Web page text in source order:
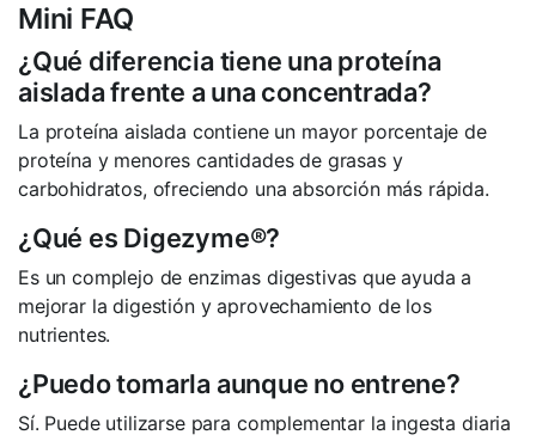
Mini FAQ
¿Qué diferencia tiene una proteína
aislada frente a una concentrada?
La proteína aislada contiene un mayor porcentaje de
proteína y menores cantidades de grasas y
carbohidratos, ofreciendo una absorción más rápida.
¿Qué es Digezyme®?
Es un complejo de enzimas digestivas que ayuda a
mejorar la digestión y aprovechamiento de los
nutrientes.
¿Puedo tomarla aunque no entrene?
Sí. Puede utilizarse para complementar la ingesta diaria